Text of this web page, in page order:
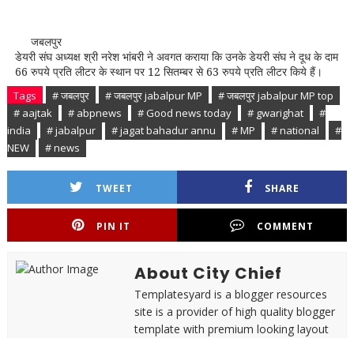
जबलपुर
डेयरी संघ अध्यक्ष श्री नरेश भांबरी ने अवगत कराया कि उनके डेयरी संघ ने दूध के दाम
66 रुपये प्रति लीटर के स्थान पर 12 सितम्बर से 63 रुपये प्रति लीटर किये हैं।
Tags # जबलपुर # जबलपुर jabalpur MP
# जबलपुर jabalpur MP top
# aajtak
# abpnews # Good news today # gwarighat
#
india
# jabalpur # jagat bahadur annu # MP # national
#
NEW
# news
TWEET SHARE
PIN IT COMMENT
About City Chief
Templatesyard is a blogger resources
site is a provider of high quality blogger
template with premium looking layout